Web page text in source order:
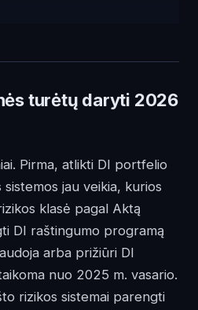
turėtų daryti 2026
Pirma, atlikti DI portfelio
jau veikia, kurios
klasė pagal Aktą
DI raštingumo programą
arba prižiūri DI
nuo 2025 m. vasario.
rizikos sistemai parengti